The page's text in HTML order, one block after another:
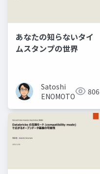
あなたの知らないタイ
ムスタンプの世界
Satoshi
ENOMOTO
806